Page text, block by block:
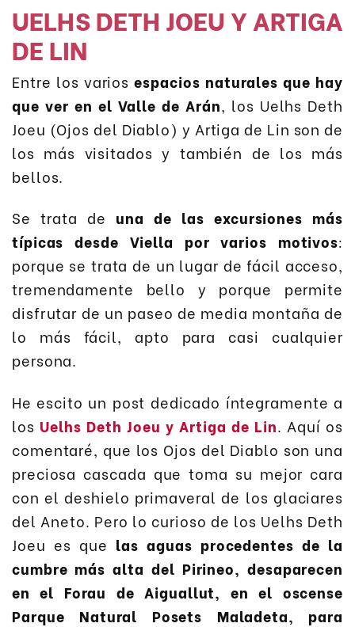
UELHS DETH JOEU Y ARTIGA
DE LIN
Entre los variosespacios naturales que hay
que ver en el Valle de Arán, los Uelhs Deth
Joeu (Ojos del Diablo) y Artiga de Lin son de
los más visitados y también de los más
bellos.
Se trata de una de las excursiones más
típicas desde Viella por varios motivos:
porque se trata de un lugar de fácil acceso,
tremendamente bello y porque permite
disfrutar de un paseo de media montaña de
lo más fácil, apto para casi cualquier
persona.
He escito un post dedicado íntegramente a
los Uelhs Deth Joeu y Artiga de Lin. Aquí os
comentaré, que los Ojos del Diablo son una
preciosa cascada que toma su mejor cara
con el deshielo primaveral de los glaciares
del Aneto. Pero lo curioso de los Uelhs Deth
Joeu es que las aguas procedentes de la
cumbre más alta del Pirineo, desaparecen
en el Forau de Aiguallut, en el oscense
Parque Natural Posets Maladeta, para